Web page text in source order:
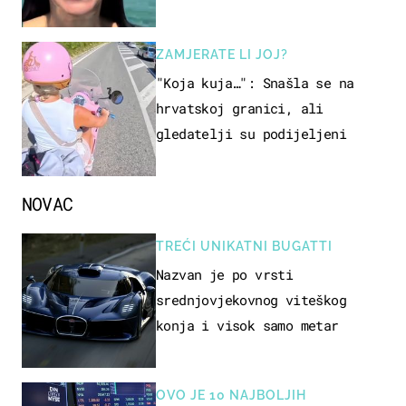
ZAMJERATE LI JOJ?
"Koja kuja…": Snašla se na
hrvatskoj granici, ali
gledatelji su podijeljeni
NOVAC
TREĆI UNIKATNI BUGATTI
Nazvan je po vrsti
srednjovjekovnog viteškog
konja i visok samo metar
OVO JE 10 NAJBOLJIH